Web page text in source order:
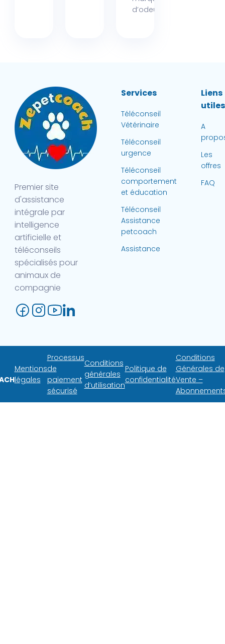
d’odeur...
Premier site
d'assistance
intégrale par
intelligence
artificielle et
téléconseils
spécialisés pour
animaux de
compagnie
Services
Téléconseil
Vétérinaire
Téléconseil
urgence
Téléconseil
comportement
et éducation
Téléconseil
Assistance
petcoach
Assistance
Liens
utiles
A
Les
offres
FAQ
Mentions
légales
Processus
de
paiement
sécurisé
Conditions
générales
d’utilisation
Politique de
confidentialité
Conditions
Générales de
Vente –